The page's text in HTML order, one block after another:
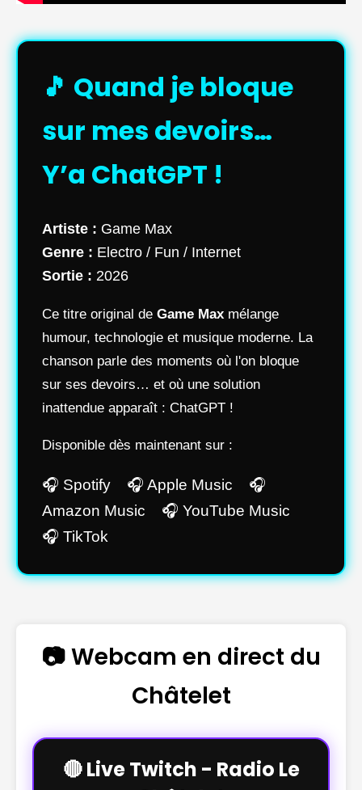
🎵 Quand je bloque
sur mes devoirs…
Y’a ChatGPT !
Artiste : Game Max
Genre : Electro / Fun / Internet
Sortie : 2026
Ce titre original de Game Max mélange
humour, technologie et musique moderne. La
chanson parle des moments où l'on bloque
sur ses devoirs… et où une solution
inattendue apparaît : ChatGPT !
Disponible dès maintenant sur :
🎧 Spotify 🎧 Apple Music 🎧
Amazon Music 🎧 YouTube Music
🎧 TikTok
📷 Webcam en direct du
Châtelet
🔴 Live Twitch - Radio Le